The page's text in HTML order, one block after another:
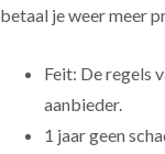
betaal je weer meer
Feit: De regels
aanbieder.
1 jaar geen